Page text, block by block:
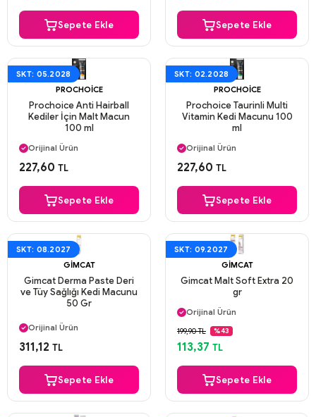
Sepete Ekle Sepete Ekle
SKT: 05.2028
PROCHOICE
Prochoice Anti Hairball
Kediler İçin Malt Macun
100 ml
Aynı Gün Kargo
Orijinal Ürün
Güvenli Ödeme
227,60 TL
Sepete Ekle
SKT: 02.2028
PROCHOICE
Prochoice Taurinli Multi
Vitamin Kedi Macunu 100
ml
Aynı Gün Kargo
Orijinal Ürün
Güvenli Ödeme
227,60 TL
Sepete Ekle
SKT: 08.2027
GIMCAT
Gimcat Derma Paste Deri
ve Tüy Sağlığı Kedi Macunu
50 Gr
Orijinal Ürün
Güvenli Ödeme
311,12 TL
Sepete Ekle
SKT: 09.2027
GIMCAT
Gimcat Malt Soft Extra 20
gr
Aynı Gün Kargo
Orijinal Ürün
Güvenli Ödeme
Aynı Gün Kargo
199,90 TL %43
113,37 TL
Sepete Ekle